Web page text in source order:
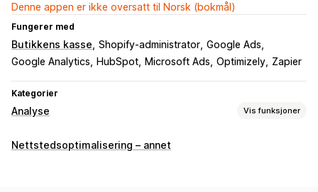
Denne appen er ikke oversatt til Norsk (bokmål)
Fungerer med
Butikkens kasse Shopify-administrator Google Ads
Google Analytics
HubSpot Microsoft Ads Optimizely Zapier
Kategorier
Analyse Vis funksjoner
Kundeatferd
Nettstedsoptimalisering – annet